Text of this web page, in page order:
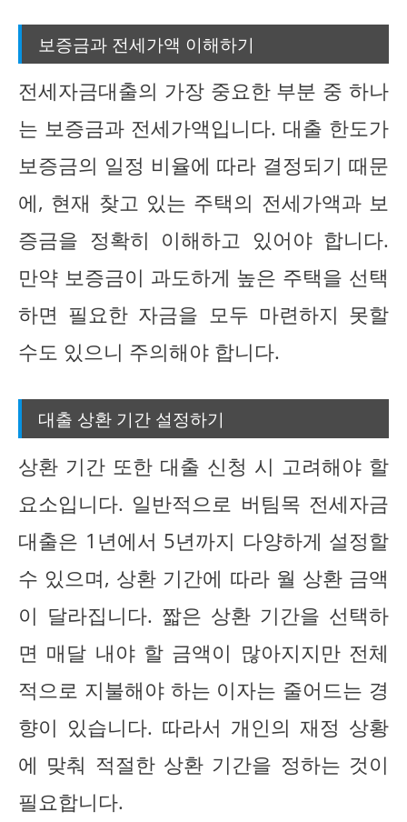
보증금과 전세가액 이해하기
전세자금대출의 가장 중요한 부분 중 하나
는 보증금과 전세가액입니다. 대출 한도가
보증금의 일정 비율에 따라 결정되기 때문
에, 현재 찾고 있는 주택의 전세가액과 보
증금을 정확히 이해하고 있어야 합니다.
만약 보증금이 과도하게 높은 주택을 선택
하면 필요한 자금을 모두 마련하지 못할
수도 있으니 주의해야 합니다.
대출 상환 기간 설정하기
상환 기간 또한 대출 신청 시 고려해야 할
요소입니다. 일반적으로 버팀목 전세자금
대출은 1년에서 5년까지 다양하게 설정할
수 있으며, 상환 기간에 따라 월 상환 금액
이 달라집니다. 짧은 상환 기간을 선택하
면 매달 내야 할 금액이 많아지지만 전체
적으로 지불해야 하는 이자는 줄어드는 경
향이 있습니다. 따라서 개인의 재정 상황
에 맞춰 적절한 상환 기간을 정하는 것이
필요합니다.